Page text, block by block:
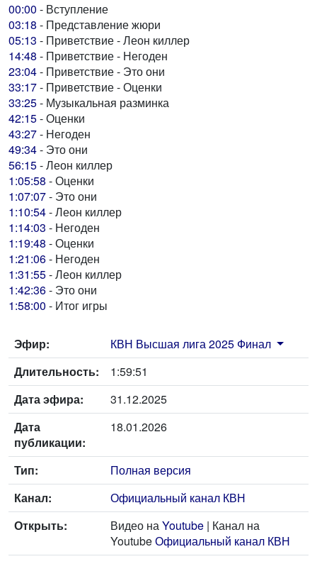
00:00 - Вступление
03:18 - Представление жюри
05:13 - Приветствие - Леон киллер
14:48 - Приветствие - Негоден
23:04- Приветствие - Это они
33:17- Приветствие - Оценки
33:25- Музыкальная разминка
42:15- Оценки
43:27- Негоден
49:34- Это они
56:15- Леон киллер
1:05:58 - Оценки
1:07:07- Это они
1:10:54- Леон киллер
1:14:03 - Негоден
1:19:48 - Оценки
1:21:06- Негоден
1:31:55- Леон киллер
1:42:36- Это они
1:58:00 - Итог игры
Эфир:
КВН Высшая лига 2025 Финал
Длительность:
1:59:51
Дата эфира:
31.12.2025
Дата
публикации:
18.01.2026
Тип:
Полная версия
Канал:
Официальный канал КВН
Открыть:
Видео наYoutube | Канал на
YoutubeОфициальный канал КВН